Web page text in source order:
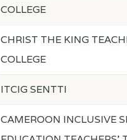
COLLEGE
CHRIST THE KING
COLLEGE
ITCIG SENTTI
CAMEROON INCLUSIVE